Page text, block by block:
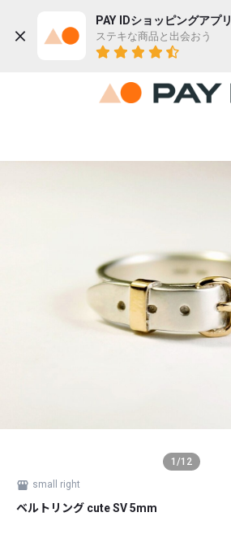
PAY IDショッピングアプリ
ステキな商品と出会おう
1 /12
small right
ベルトリング cute SV 5mm